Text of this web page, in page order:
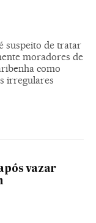
suspeito de tratar
moradores de
como
irregulares
vazar